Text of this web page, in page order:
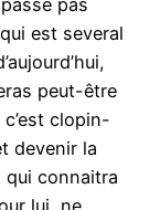
pas
est several
peut-être
clopin-
devenir la
qui connaitra